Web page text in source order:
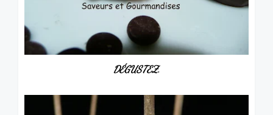
DÉGUSTEZ.